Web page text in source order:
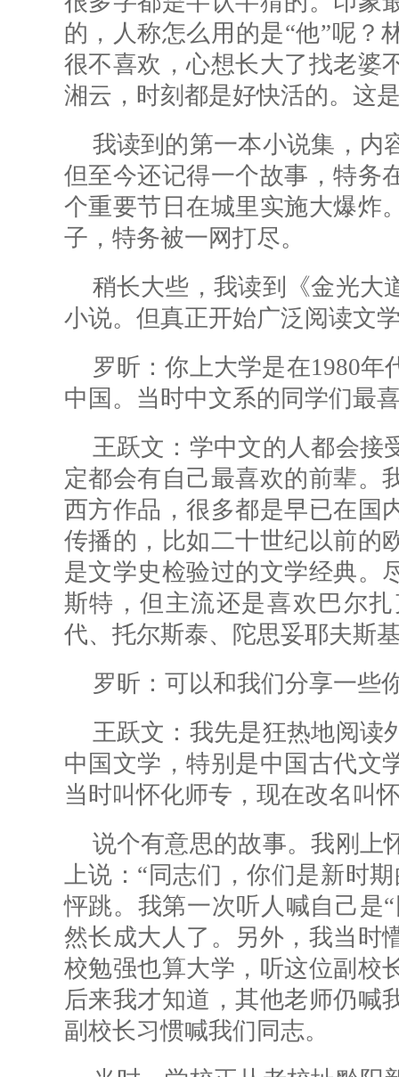
的，人称怎么用的是“他”呢？
很不喜欢，心想长大了找老婆
湘云，时刻都是好快活的。这
我读到的第一本小说集，内
但至今还记得一个故事，特务
个重要节日在城里实施大爆炸
子，特务被一网打尽。
稍长大些，我读到《金光大
小说。但真正开始广泛阅读文
罗昕：你上大学是在1980年
中国。当时中文系的同学们最
王跃文：学中文的人都会接
定都会有自己最喜欢的前辈。
西方作品，很多都是早已在国
传播的，比如二十世纪以前的
是文学史检验过的文学经典。
斯特，但主流还是喜欢巴尔
代、托尔斯泰、陀思妥耶夫斯
罗昕： 可以和我们分享一些
王跃文：我先是狂热地阅读
中国文学，特别是中国古代文
当时叫怀化师专，现在改名叫
说个有意思的故事。我刚上
上说：“同志们，你们是新时
怦跳。我第一次听人喊自己是
然长成大人了。另外，我当时
校勉强也算大学，听这位副校
后来我才知道，其他老师仍喊
副校长习惯喊我们同志。